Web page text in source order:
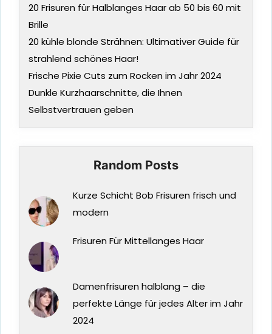
20 Frisuren für Halblanges Haar ab 50 bis 60 mit
Brille
20 kühle blonde Strähnen: Ultimativer Guide für
strahlend schönes Haar!
Frische Pixie Cuts zum Rocken im Jahr 2024
Dunkle Kurzhaarschnitte, die Ihnen
Selbstvertrauen geben
Random Posts
Kurze Schicht Bob Frisuren frisch und
modern
Frisuren Für Mittellanges Haar
Damenfrisuren halblang – die
perfekte Länge für jedes Alter im Jahr
2024